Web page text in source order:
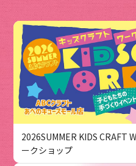
2026SUMMER KIDS CRAFT
ークショップ